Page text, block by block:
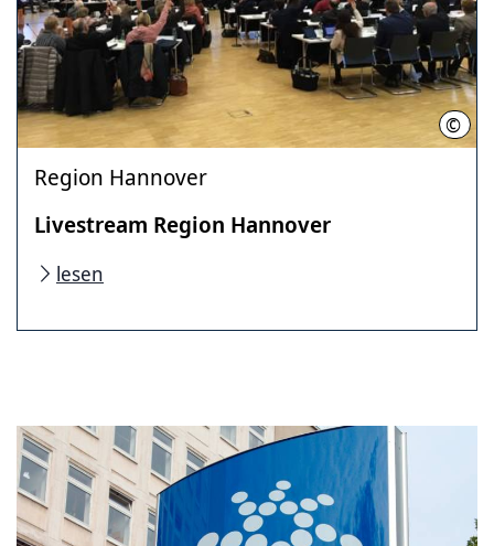
©
Region Hannover
Livestream Region Hannover
lesen